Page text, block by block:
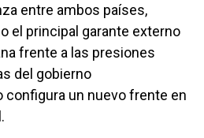
entre ambos países,
el principal garante externo
frente a las presiones
del gobierno
configura un nuevo frente en